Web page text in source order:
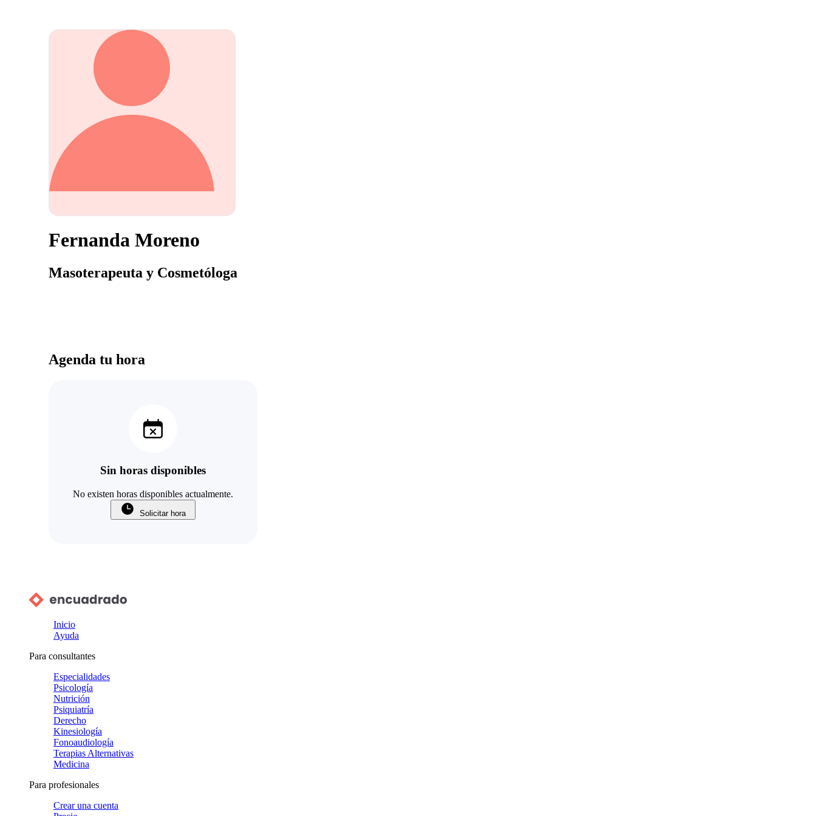
Fernanda Moreno
Masoterapeuta y Cosmetóloga
Agenda tu hora
Sin horas disponibles
No existen horas disponibles actualmente.
Solicitar hora
Inicio
Ayuda
Para consultantes
Especialidades
Psicología
Nutrición
Psiquiatría
Derecho
Kinesiología
Fonoaudiología
Terapias Alternativas
Medicina
Para profesionales
Crear una cuenta